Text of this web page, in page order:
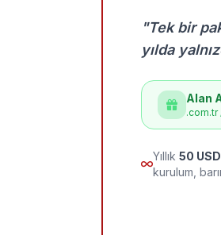
"Tek bir
yılda
Alan
.com.tr
Yıllık 50
kurulum,